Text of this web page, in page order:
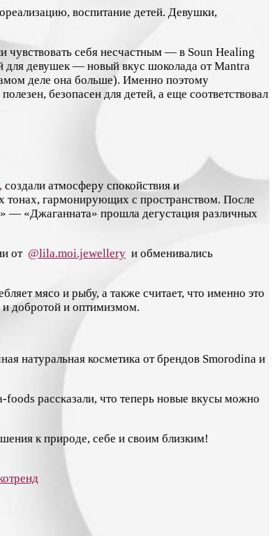
воспитание детей. Девушки,
чувствовать себя несчастным — в Soun Healing
для девушек — новый вкус шоколада от Mantra
деле она больше). Именно поэтому
безопасен для детей, а еще соответствовал
создали атмосферу спокойствия и
тонах, гармонирующих с пространством. После
— «Джаганната» прошла дегустация различных
от @lila.moi.jewellery и обменивались
мясо и рыбу, а также считает, что именно это
и добротой и оптимизмом.
натуральная косметика от брендов Smorodina и
рассказали, что теперь новые вкусы можно
к природе, себе и своим близким!